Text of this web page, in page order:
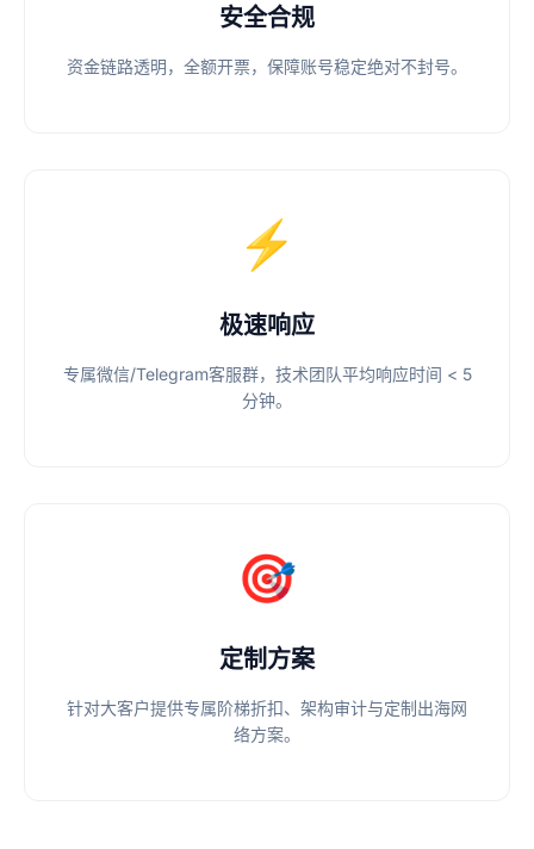
安全合规
资金链路透明，全额开票，保障账号稳定绝对不封号。
⚡
极速响应
专属微信/Telegram客服群，技术团队平均响应时间 < 5
分钟。
🎯
定制方案
针对大客户提供专属阶梯折扣、架构审计与定制出海网
络方案。